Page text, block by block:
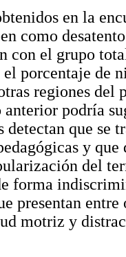
en la
como
con el grupo
porcentaje de
regiones
podría
detectan que se
y
del
forma
presentan
motriz y